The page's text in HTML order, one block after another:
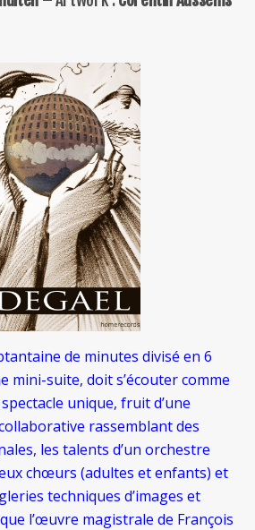
de minutes divisé en 6
mini-suite, doit s’écouter comme
unique, fruit d’une
rassemblant des
les talents d’un orchestre
chœurs (adultes et enfants) et
techniques d’images et
l’œuvre magistrale de François